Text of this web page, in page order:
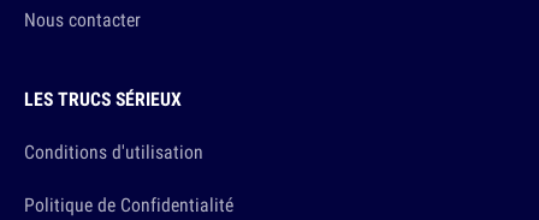
Nous contacter
LES TRUCS SÉRIEUX
Conditions d'utilisation
Politique de Confidentialité